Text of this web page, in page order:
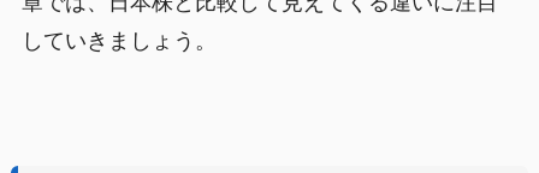
していきましょう。